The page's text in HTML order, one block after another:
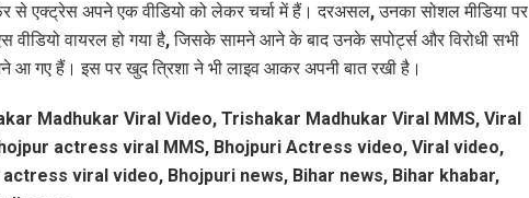
से एक्ट्रेस अपने एक वीडियो को लेकर चर्चा में हैं। दरअसल, उनका सोशल मीडिया पर
वीडियो वायरल हो गया है, जिसके सामने आने के बाद उनके सपोर्ट्स और विरोधी सभी
आ गए हैं। इस पर खुद त्रिशा ने भी लाइव आकर अपनी बात रखी है।